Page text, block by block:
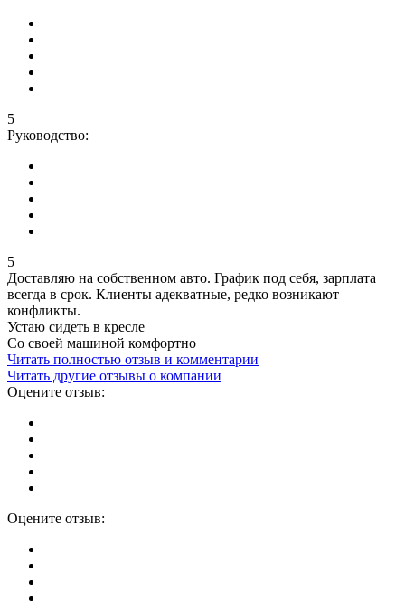
5
Руководство:
5
Доставляю на собственном авто. График под себя, зарплата
всегда в срок. Клиенты адекватные, редко возникают
конфликты.
Устаю сидеть в кресле
Со своей машиной комфортно
Читать полностью отзыв и комментарии
Читать другие отзывы о компании
Оцените отзыв:
Оцените отзыв: